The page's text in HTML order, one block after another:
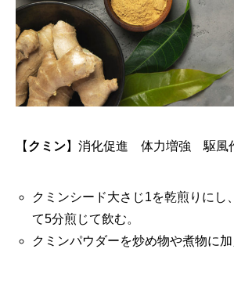
【 クミン】 消化促進 体力増強 駆風
クミンシード大さじ1を乾煎りにし
て5分煎じて飲む。
クミンパウダーを炒め物や煮物に加